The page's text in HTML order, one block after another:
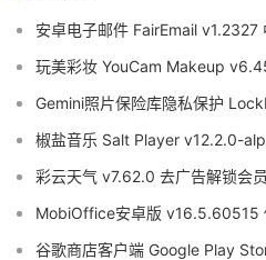
安卓电子邮件 FairEmail v1.2327
玩美彩妆 YouCam Makeup
Gemini照片保险库隐私保护
椒盐音乐 Salt Player v12.2.0-
彩云天气 v7.62.0 去广告解锁会
MobiOffice安卓版 v16.5.60515
谷歌商店客户端 Google Play